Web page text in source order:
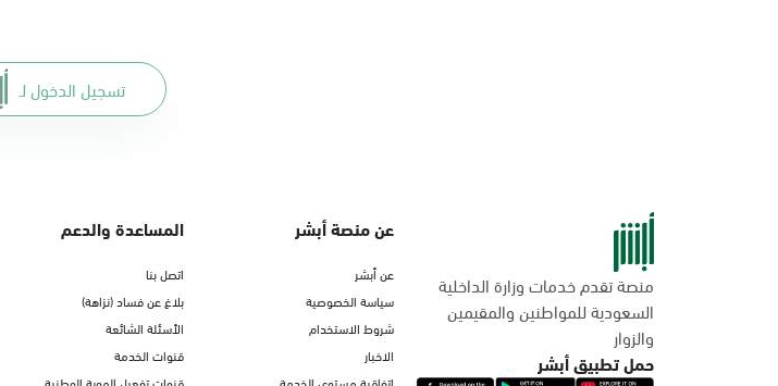
تسجيل الدخول لـ
منصة تقدم خدمات وزارة الداخلية
السعودية للمواطنين والمقيمين
والزوار
حمل تطبيق أبشر
عن منصة أبشر
عن أبشر
سياسة الخصوصية
شروط الاستخدام
الاخبار
المساعدة والدعم
اتصل بنا
بلاغ عن فساد (نزاهة)
الأسئلة الشائعة
قنوات الخدمة